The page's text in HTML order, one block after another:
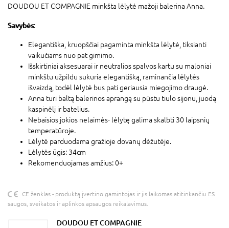
DOUDOU ET COMPAGNIE minkšta lėlytė mažoji balerina Anna.
Savybės:
Elegantiška, kruopščiai pagaminta minkšta lėlytė, tiksianti
vaikučiams nuo pat gimimo.
Išskirtiniai aksesuarai ir neutralios spalvos kartu su maloniai
minkštu užpildu sukuria elegantišką, raminančia lėlytės
išvaizdą, todėl lėlytė bus pati geriausia miegojimo draugė.
Anna turi baltą balerinos aprangą su pūstu tiulo sijonu, juodą
kaspinėlį ir batelius.
Nebaisios jokios nelaimės- lėlytę galima skalbti 30 laipsnių
temperatūroje.
Lėlytė parduodama gražioje dovanų dėžutėje.
Lėlytės ūgis: 34cm
Rekomenduojamas amžius: 0+
CE ženklas - produktą įvertino gamintojas ir jis laikomas atitinkančiu ES
saugos, sveikatos ir aplinkos apsaugos reikalavimus.
DOUDOU ET COMPAGNIE